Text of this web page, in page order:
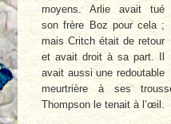
moyens. Arlie avait tué
son frère Boz pour cela ;
mais Critch était de retour
et avait droit à sa part. Il
avait aussi une redoutable
meurtrière à ses
Thompson le tenait à l’œil.